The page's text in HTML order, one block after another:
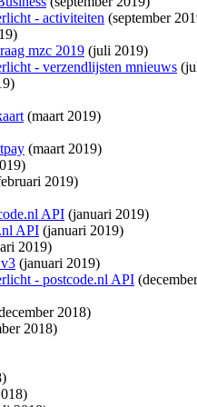
- activiteiten (september
mzc 2019 (juli 2019)
- verzendlijsten mnieuws
(maart 2019)
(maart 2019)
2019)
API (januari 2019)
API (januari 2019)
2019)
(januari 2019)
- postcode.nl API
2018)
2018)